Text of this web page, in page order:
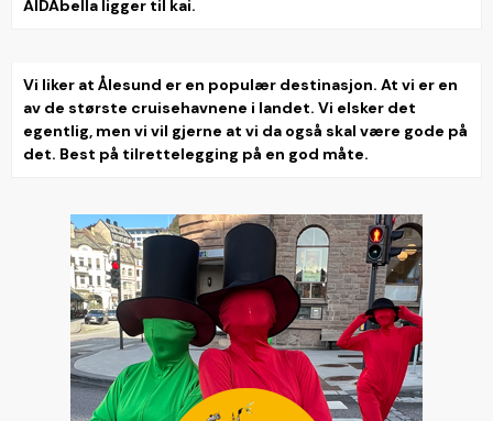
AIDAbella ligger til kai.
Vi liker at Ålesund er en populær destinasjon. At vi er en
av de største cruisehavnene i landet. Vi elsker det
egentlig, men vi vil gjerne at vi da også skal være gode på
det. Best på tilrettelegging på en god måte.